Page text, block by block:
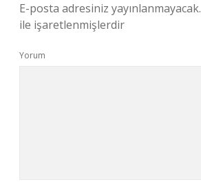
E-posta adresiniz yayınlanmayacak.
ile işaretlenmişlerdir
Yorum